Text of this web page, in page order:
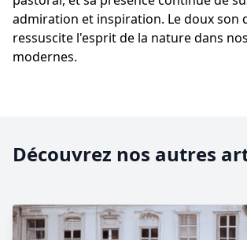
admiration et inspiration. Le doux son
ressuscite l'esprit de la nature dans
modernes.
Découvrez nos autres